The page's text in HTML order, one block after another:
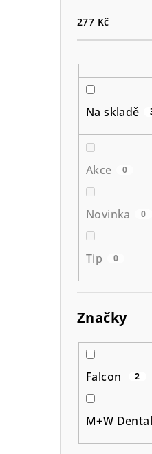
277 Kč
Na skladě
Akce 0
Novinka 0
Tip 0
Značky
Falcon 2
M+W Dental